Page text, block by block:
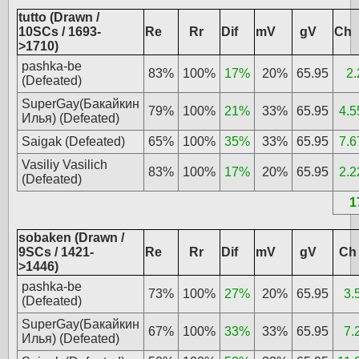
tutto (Drawn /
10SCs / 1693-
>1710)
Re Rr Dif mV gV Ch
pashka-be
(Defeated)
83% 100% 17% 20% 65.95
SuperGay(Бакайкин
Илья) (Defeated)
79% 100% 21% 33% 65.95
Saigak (Defeated) 65% 100% 35% 33% 65.95
Vasiliy Vasilich
(Defeated)
83% 100% 17% 20% 65.95
sobaken (Drawn /
9SCs / 1421-
>1446)
Re Rr Dif mV gV Ch
pashka-be
(Defeated)
73% 100% 27% 20% 65.95
SuperGay(Бакайкин
Илья) (Defeated)
67% 100% 33% 33% 65.95